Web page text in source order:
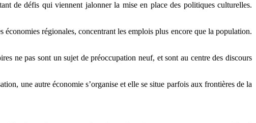
de défis qui viennent jalonner la mise en place des politiques culturelles.
régionales, concentrant les emplois plus encore que la population.
ne pas sont un sujet de préoccupation neuf, et sont au centre des discours
une autre économie s’organise et elle se situe parfois aux frontières de la